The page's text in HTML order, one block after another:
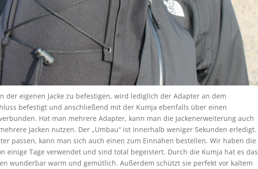
der eigenen Jacke zu befestigen, wird lediglich der Adapter an dem
befestigt und anschließend mit der Kumja ebenfalls über einen
Hat man mehrere Adapter, kann man die Jackenerweiterung auch
Jacken nutzen. Der „Umbau“ ist innerhalb weniger Sekunden erledigt.
passen, kann man sich auch einen zum Einnähen bestellen. Wir haben die
einige Tage verwendet und sind total begeistert. Durch die Kumja hat es das
wunderbar warm und gemütlich. Außerdem schützt sie perfekt vor kaltem